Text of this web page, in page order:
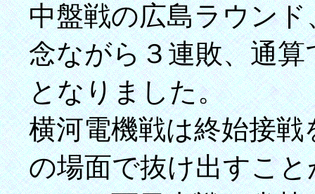
中盤戦の広島ラウン
念ながら３連敗、通
となりました。
横河電機戦は終始接
の場面で抜け出すこ